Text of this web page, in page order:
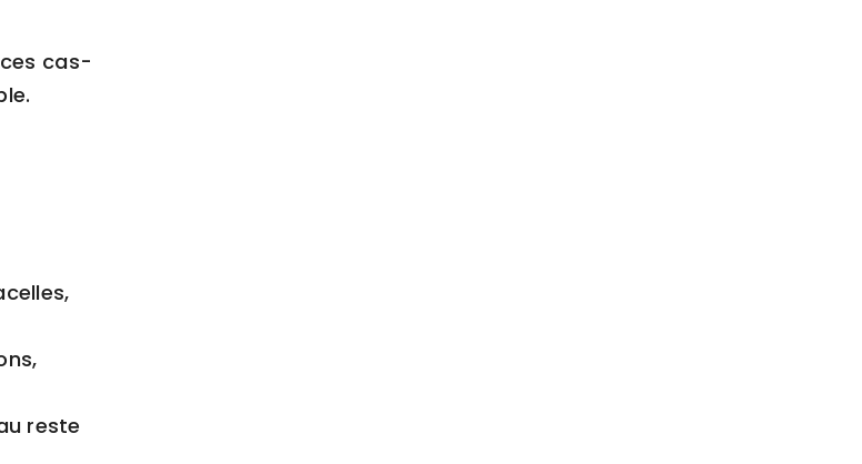
cas-
reste